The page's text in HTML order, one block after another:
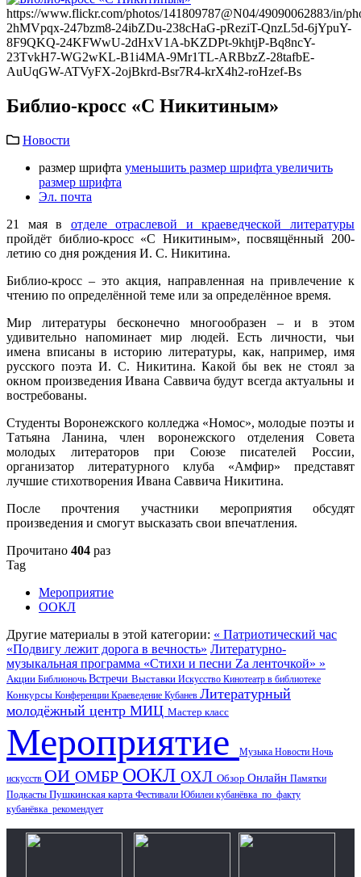
https://www.flickr.com/photos/141809787@N04/49090062883/in/
2hMVpqx-247bzm8-24ibZDu-238cHaG-pReziT-QnzL5d-6jYpuY-
8F9QKQ-24KFWwU-2dHxV1A-bKZDPt-9khtjP-Bq8ncY-
23TvkH7-WG2wKL-B1i4MA-9Mr1TL-ARBbzZ-28tafbE-
AuUqGW-ATVyFX-2ojBkrd-Bsr7R4-krX4h2-roHzef-Bs
Библио-кросс «С Никитиным»
Новости
размер шрифта уменьшить размер шрифта увеличить
размер шрифта
Эл. почта
21 мая в отделе отраслевой и краеведческой литературы
пройдёт библио-кросс «С Никитиным», посвящённый 200-
летию со дня рождения И. С. Никитина.
Библио-кросс – это акция, направленная на привлечение к
чтению по определённой теме или за определённое время.
Мир литературы бесконечно многообразен – и в этом
удивительно напоминает мир людей. Есть личности, чьи
имена вписаны в историю литературы, как, например, имя
русского поэта И. С. Никитина. Какой бы век не стоял за
окном произведения Ивана Саввича будут всегда актуальны и
востребованы.
Студенты Воронежского колледжа «Номос», молодые поэты и
Татьяна Ланина, член воронежского отделения Совета
молодых литераторов при Союзе писателей России,
организатор литературного клуба «Амфир» представят
лучшие стихотворения Ивана Саввича Никитина.
После прочтения участники мероприятия обсудят
произведения и смогут высказать свои впечатления.
Прочитано 404 раз
Tag
Мероприятие
ООКЛ
Другие материалы в этой категории: « Патриотический час
«Подвигу лежит дорога в вечность» Литературно-
музыкальная программа «Стихи и песни Zа ленточкой» »
Акции Библионочь Встречи Выставки Искусство Кинотеатр в библиотеке
Конкурсы Конференции Краеведение Кубанев Литературный
молодёжный центр МИЦ Мастер класс
Мероприятие Музыка Новости Ночь
искусств ОИ ОМБР ООКЛ ОХЛ Обзор Онлайн Памятки
Подкасты Пушкинская карта Фестивали Юбилеи кубанёвка_по_факту
кубанёвка_рекомендует